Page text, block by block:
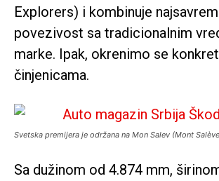
Explorers) i kombinuje
povezivost sa tradicionalnim
marke. Ipak, okrenimo se
činjenicama.
Svetska premijera je održana na Mon Salev (Mont
Sa dužinom od 4.874 mm,